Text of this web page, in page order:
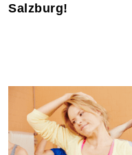
Salzburg!